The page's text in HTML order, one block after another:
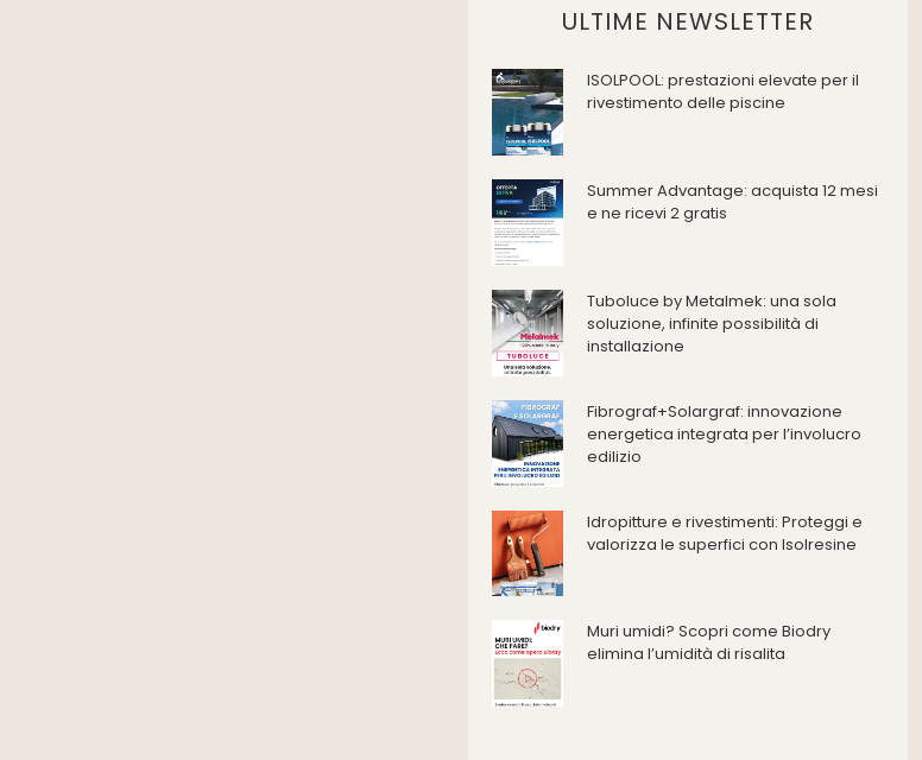
Termostati
Accessori
Antincendio e sicurezza
Attrezzature manuali
Cappe d'aspirazione
Consolidamento
Deumidificazione
Domotica e impianti elettrici
Energie rinnovabili
Impermeabilizzazione
Impianti idrici e depurazione
Impianti termici e climatizzazione
Isolamento
Materiali da costruzione
Pannelli
Pareti Interne
Reti di adduzione gas
ULTIME NEWSLETTER
ISOLPOOL: prestazioni elevate per il
rivestimento delle piscine
Summer Advantage: acquista 12 mesi
e ne ricevi 2 gratis
Tuboluce by Metalmek: una sola
soluzione, infinite possibilità di
installazione
Fibrograf+Solargraf: innovazione
energetica integrata per l’involucro
edilizio
Idropitture e rivestimenti: Proteggi e
valorizza le superfici con Isolresine
Muri umidi? Scopri come Biodry
elimina l’umidità di risalita